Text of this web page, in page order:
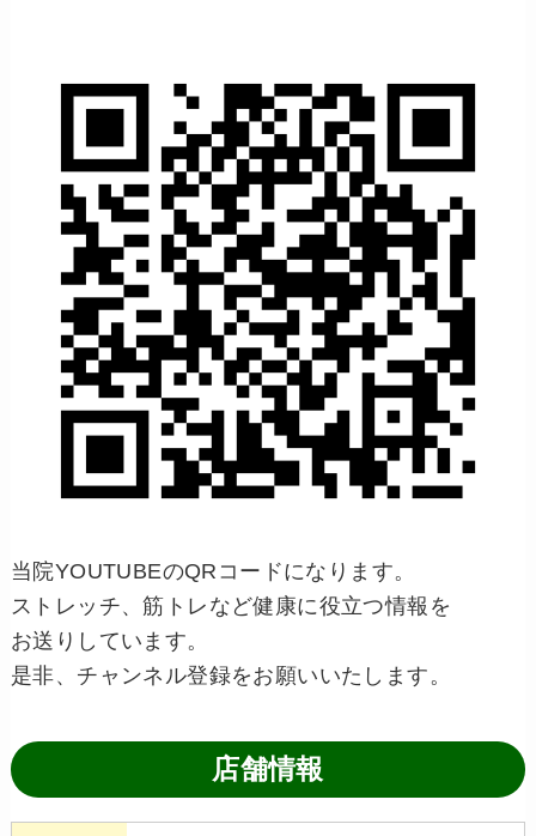
当院YOUTUBEのQRコードになります。
ストレッチ、筋トレなど健康に役立つ情報を
お送りしています。
是非、チャンネル登録をお願いいたします。
店舗情報